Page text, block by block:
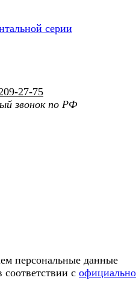
серии
27-75
звонок по РФ
персональные данные
соответствии с